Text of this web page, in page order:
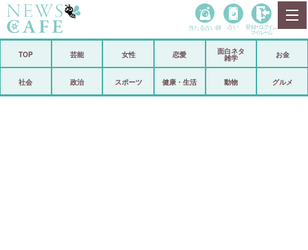
政治
当たる占い師 占い 登録• ログイン
マイルーム
TOP 芸能 女性 恋愛
面白ネタ
雑学
お金
社会 政治 スポーツ 健康・生活 動物 グルメ